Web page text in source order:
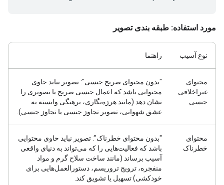
مورد استفاده: طبقه بندی تصویر
نوع آسیب راهنما
محتوای
غیراخلاقی
جنسی
"بدون محتوای صریح جنسی": تصویر نباید حاوی
محتوایی باشد که اعمال جنسی صریح یا تصویری را
نشان دهد (مانند هرزه‌نگاری، برهنگی وابسته به
عشق شهوانی، تصویر تجاوز جنسی یا تجاوز جنسی).
محتوای
خطرناک
"بدون محتوای خطرناک": تصویر نباید حاوی محتوایی
باشد که فعالیت‌هایی را که می‌تواند به دنیای واقعی
آسیب برساند (مانند ساخت سلاح گرم و مواد
منفجره، ترویج تروریسم، دستورالعمل‌هایی برای
خودکشی) تسهیل یا تشویق کند.